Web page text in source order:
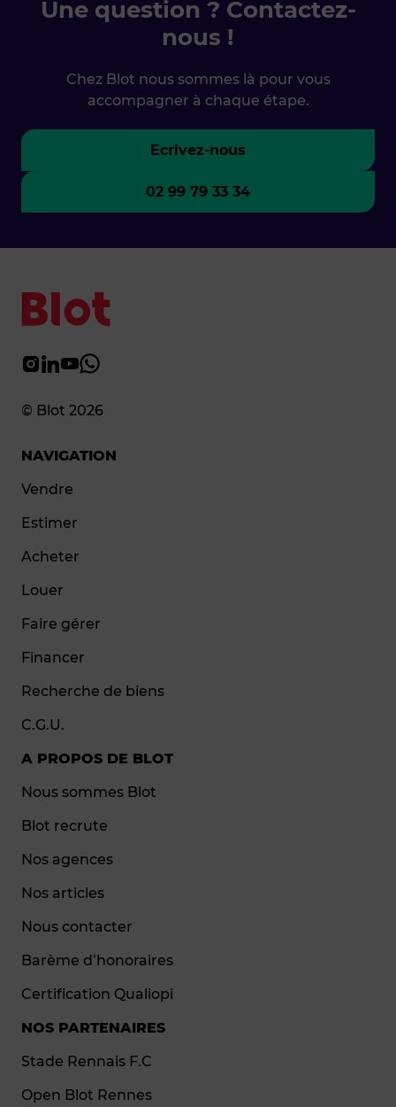
Une question ? Contactez-
nous !
Chez Blot nous sommes là pour vous
accompagner à chaque étape.
Ecrivez-nous
02 99 79 33 34
© Blot 2026
NAVIGATION
Vendre
Estimer
Acheter
Louer
Faire gérer
Financer
Recherche de biens
C.G.U.
A PROPOS DE BLOT
Nous sommes Blot
Blot recrute
Nos agences
Nos articles
Nous contacter
Barème d’honoraires
Certification Qualiopi
NOS PARTENAIRES
Stade Rennais F.C
Open Blot Rennes